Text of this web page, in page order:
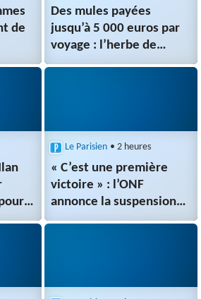
de
Des mules payées
jusqu’à 5 000 euros par
voyage : l’herbe de
cannabis thaïlandaise à
Le Parisien • 2 heures
« C’est une première
victoire » : l’ONF
annonce la suspension
des coupes rases en